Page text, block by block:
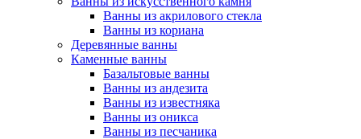
Ванны из акрилового стекла
Ванны из кориана
Деревянные ванны
Каменные ванны
Базальтовые ванны
Ванны из андезита
Ванны из известняка
Ванны из оникса
Ванны из песчаника